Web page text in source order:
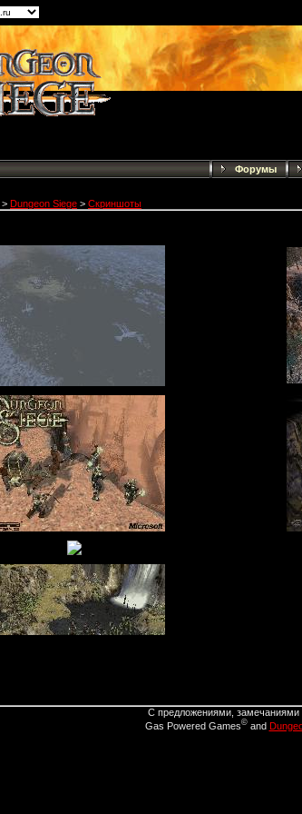
Форумы
> Dungeon Siege > Скриншоты
С предложениями,
Gas Powered Games©and